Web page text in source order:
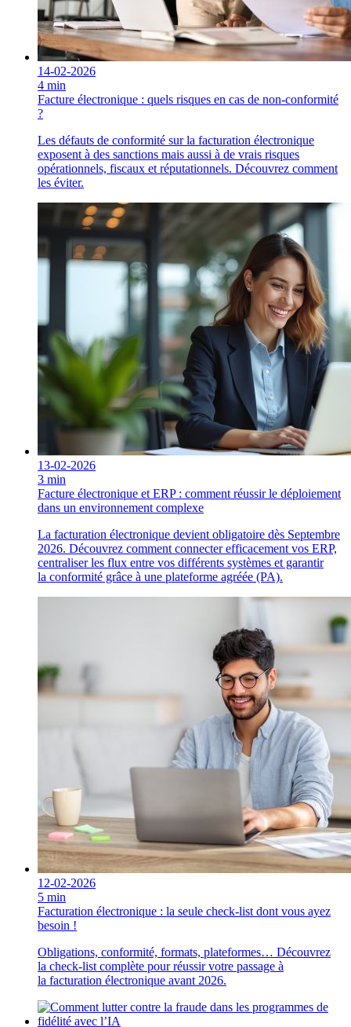
14-02-2026
4 min
Facture électronique : quels risques en cas de non-conformité
?
Les défauts de conformité sur la facturation électronique
exposent à des sanctions mais aussi à de vrais risques
opérationnels, fiscaux et réputationnels. Découvrez comment
les éviter.
13-02-2026
3 min
Facture électronique et ERP : comment réussir le déploiement
dans un environnement complexe
La facturation électronique devient obligatoire dès Septembre
2026. Découvrez comment connecter efficacement vos ERP,
centraliser les flux entre vos différents systèmes et garantir
la conformité grâce à une plateforme agréée (PA).
12-02-2026
5 min
Facturation électronique : la seule check-list dont vous ayez
besoin !
Obligations, conformité, formats, plateformes… Découvrez
la check-list complète pour réussir votre passage à
la facturation électronique avant 2026.